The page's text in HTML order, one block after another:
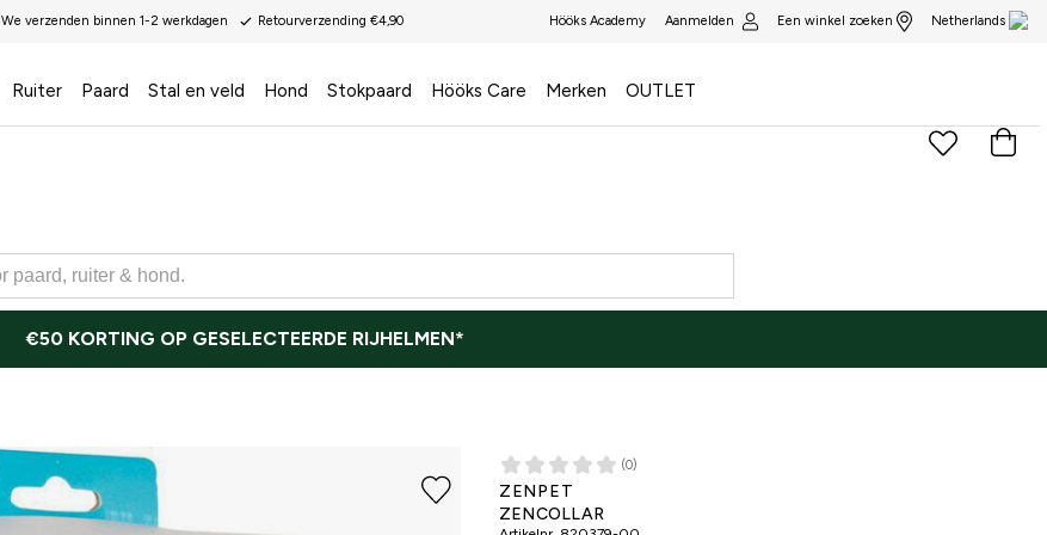
We verzenden binnen 1-2 werkdagen Retourverzending €4,90 Hööks Academy Aanmelden Een winkel zoeken Netherlands
Ruiter Paard Stal en veld Hond Stokpaard Hööks Care Merken OUTLET
€50 KORTING OP GESELECTEERDE RIJHELMEN*
(0)
ZENPET
ZENCOLLAR